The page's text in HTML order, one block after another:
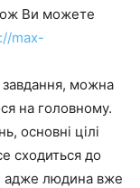
Ви можете
max-
завдання, можна
на головному.
основні цілі
сходиться до
адже людина вже